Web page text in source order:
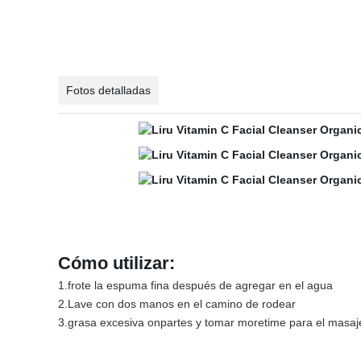
Fotos detalladas
Cómo utilizar:
1.frote la espuma fina después de agregar en el agua
2.Lave con dos manos en el camino de rodear
3.grasa excesiva onpartes y tomar moretime para el